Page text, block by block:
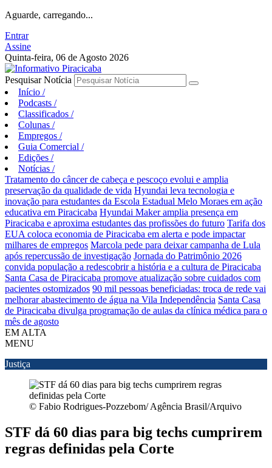
Aguarde, carregando...
Entrar
Assine
Quinta-feira, 06 de Agosto 2026
Pesquisar Notícia
Início /
Podcasts /
Classificados /
Colunas /
Empregos /
Guia Comercial /
Edições /
Notícias /
Tratamento do câncer de cabeça e pescoço evolui e amplia
preservação da qualidade de vida Hyundai leva tecnologia e
inovação para estudantes da Escola Estadual Melo Moraes em ação
educativa em Piracicaba Hyundai Maker amplia presença em
Piracicaba e aproxima estudantes das profissões do futuro Tarifa dos
EUA coloca economia de Piracicaba em alerta e pode impactar
milhares de empregos Marcola pede para deixar campanha de Lula
após repercussão de investigação Jornada do Patrimônio 2026
convida população a redescobrir a história e a cultura de Piracicaba
Santa Casa de Piracicaba promove atualização sobre cuidados com
pacientes ostomizados 90 mil pessoas beneficiadas: troca de rede vai
melhorar abastecimento de água na Vila Independência Santa Casa
de Piracicaba divulga programação de aulas da clínica médica para o
mês de agosto
EM ALTA
MENU
Justiça
© Fabio Rodrigues-Pozzebom/ Agência Brasil/Arquivo
STF dá 60 dias para big techs cumprirem
regras definidas pela Corte